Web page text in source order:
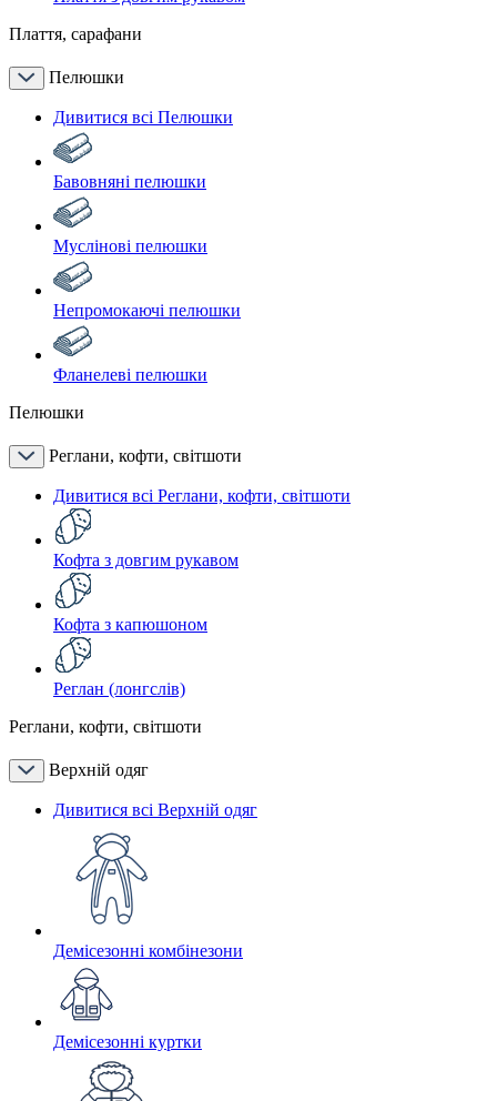
Плаття, сарафани
Пелюшки
Дивитися всі Пелюшки
Бавовняні пелюшки
Муслінові пелюшки
Непромокаючі пелюшки
Фланелеві пелюшки
Пелюшки
Реглани, кофти, світшоти
Дивитися всі Реглани, кофти, світшоти
Кофта з довгим рукавом
Кофта з капюшоном
Реглан (лонгслів)
Реглани, кофти, світшоти
Верхній одяг
Дивитися всі Верхній одяг
Демісезонні комбінезони
Демісезонні куртки